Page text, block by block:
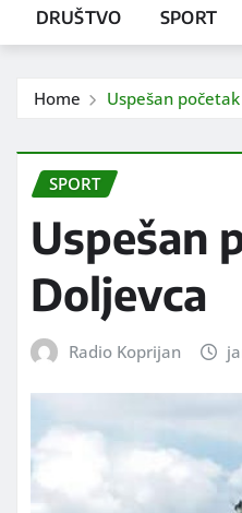
DRUŠTVO SPORT
Home Uspešan
SPORT
Uspešan
Doljevca
Radio Koprijan